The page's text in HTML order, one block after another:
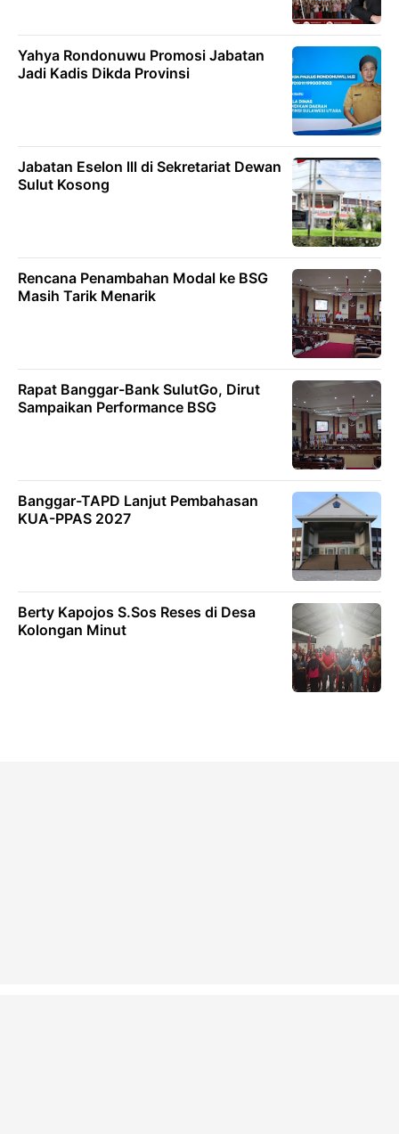
Yahya Rondonuwu Promosi Jabatan
Jadi Kadis Dikda Provinsi
Jabatan Eselon lll di Sekretariat Dewan
Sulut Kosong
Rencana Penambahan Modal ke BSG
Masih Tarik Menarik
Rapat Banggar-Bank SulutGo, Dirut
Sampaikan Performance BSG
Banggar-TAPD Lanjut Pembahasan
KUA-PPAS 2027
Berty Kapojos S.Sos Reses di Desa
Kolongan Minut